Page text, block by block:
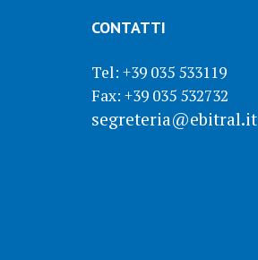
CONTATTI
Tel: +39 035 533119
Fax: +39 035 532732
segreteria@ebitral.it